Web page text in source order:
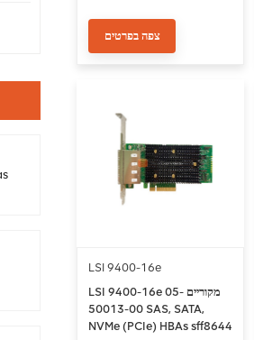
צפה בפרטים
LSI 9400-16e
LSI 9400-16e מקוריים 05-
50013-00 SAS, SATA,
NVMe (PCIe) HBAs sff8644